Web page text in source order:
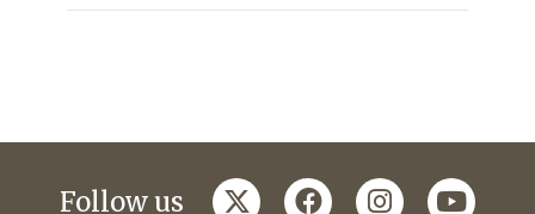
Follow us twitterfacebookinstagramyoutube